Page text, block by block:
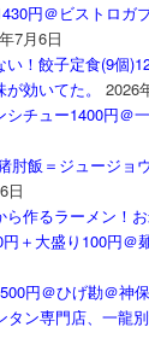
円＠ビストロガ
7月6日
！餃子定食(9個
効いてた。
2026
チュー1400円＠
肘飯＝ジュージョ
日
作るラーメン！
＋大盛り100円＠
円＠ひげ勘＠神
タン専門店、一龍